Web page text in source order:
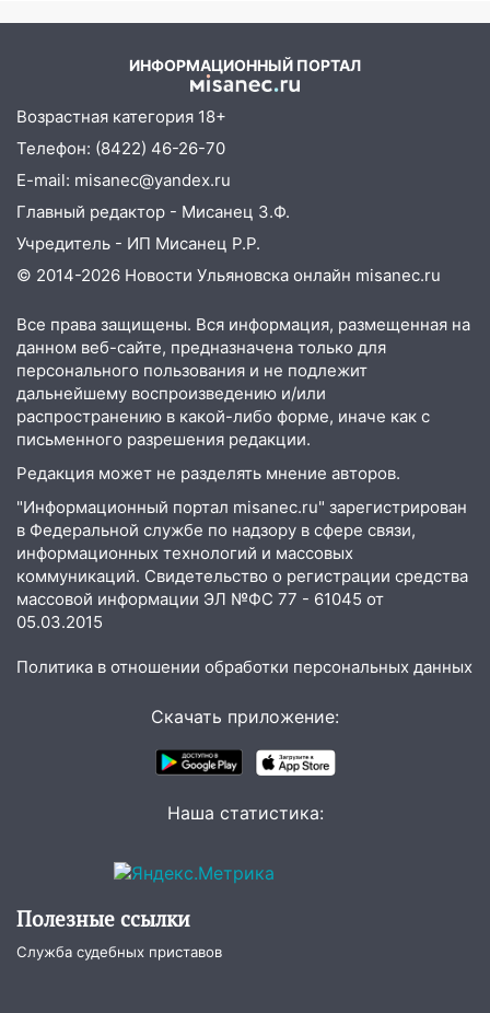
11:16 В Ульяновске открыли памятную
доску декабристу Кондратию Рылееву
В Ульяновске спасатели ночью
нашли потерявшегося в заброшенных
садах 79-летнего мужчину
10:26 На нескольких улицах Ульяновска
временно отключили холодную воду
10:14 В Ульяновске двоих участников
коррупционной схемы при ЦГКБ
09:52 Ночью беспилотники сбили над
соседними Татарстаном и Саратовской
областью
09:41 Диана Шурыгина уверовала в
Бога в СИЗО
09:35
В Ульяновске директора фирмы
будут судить за неуплату налогов на 48
млн рублей
08:22 Подросток на питбайке сбил
велосипедистку: пострадали двое
знойный и сухой четверг
Под Ульяновском при развороте
пострадал 38-летний водитель
второй мужчина в мире сталкиваются с
быть вызвано облысение и как с этим
03:30 Гороскоп на 7 августа: пятница
принесет прилив творческой энергии и
ИНФОРМАЦИОННЫЙ ПОРТАЛ
Возрастная категория 18+
Телефон: (8422) 46-26-70
E-mail: misanec@yandex.ru
Главный редактор - Мисанец З.Ф.
Учредитель - ИП Мисанец Р.Р.
© 2014-2026 Новости Ульяновска онлайн misanec.ru
Все права защищены. Вся информация, размещенная на
данном веб-сайте, предназначена только для
персонального пользования и не подлежит
дальнейшему воспроизведению и/или
распространению в какой-либо форме, иначе как с
письменного разрешения редакции.
Редакция может не разделять мнение авторов.
"Информационный портал misanec.ru" зарегистрирован
в Федеральной службе по надзору в сфере связи,
информационных технологий и массовых
коммуникаций. Свидетельство о регистрации средства
массовой информации ЭЛ №ФС 77 - 61045 от
05.03.2015
Политика в отношении обработки персональных данных
Скачать приложение:
Наша статистика:
Полезные ссылки
Служба судебных приставов